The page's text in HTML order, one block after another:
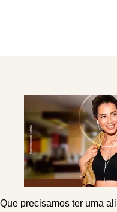
Que precisamos ter uma